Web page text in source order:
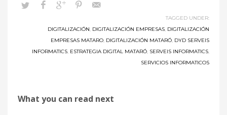
TAGGED UNDER:
DIGITALIZACIÓN, DIGITALIZACIÓN EMPRESAS, DIGITALIZACIÓN
EMPRESAS MATARO, DIGITALIZACIÓN MATARÓ, DYD SERVEIS
INFORMATICS, ESTRATEGIA DIGITAL MATARÓ, SERVEIS INFORMATICS,
SERVICIOS INFORMATICOS
What you can read next